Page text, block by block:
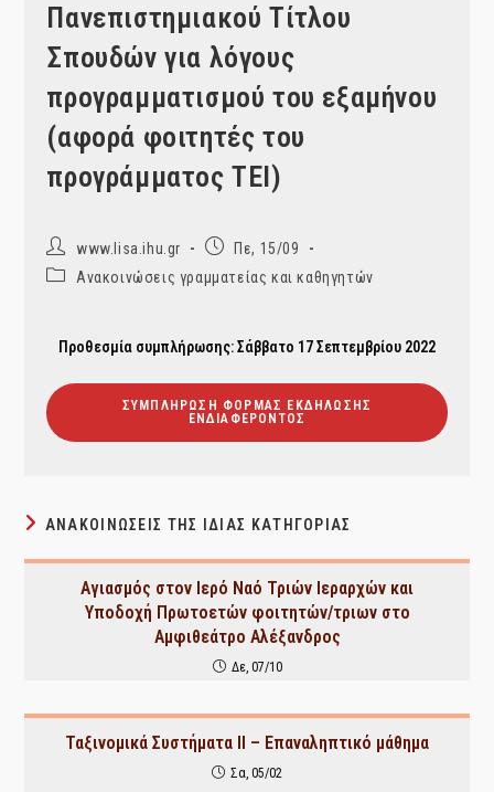
Πανεπιστημιακού Τίτλου
Σπουδών για λόγους
προγραμματισμού του εξαμήνου
(αφορά φοιτητές του
προγράμματος ΤΕΙ)
Post
author:
www.lisa.ihu.gr
PostΠε, 15/09
PostΑνακοινώσεις γραμματείας και καθηγητών
Προθεσμία συμπλήρωσης: Σάββατο 17 Σεπτεμβρίου 2022
ΣΥΜΠΛΉΡΩΣΗ ΦΌΡΜΑΣ ΕΚΔΉΛΩΣΗΣ
ΕΝΔΙΑΦΈΡΟΝΤΟΣ
ΑΝΑΚΟΙΝΏΣΕΙΣ ΤΗΣ ΊΔΙΑΣ ΚΑΤΗΓΟΡΊΑΣ
Αγιασμός στον Ιερό Ναό Τριών Ιεραρχών και
Υποδοχή Πρωτοετών φοιτητών/τριων στο
Αμφιθεάτρο Αλέξανδρος
Δε, 07/10
Ταξινομικά Συστήματα ΙΙ – Επαναληπτικό μάθημα
Σα, 05/02